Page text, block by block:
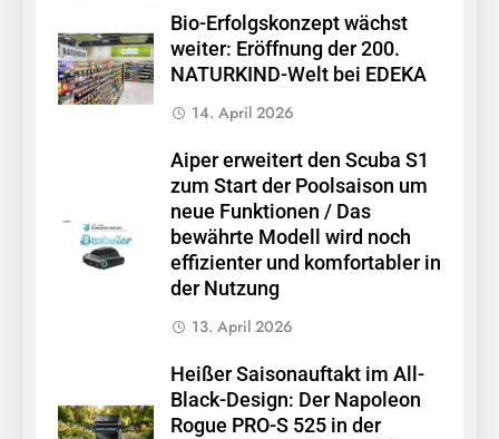
Bio-Erfolgskonzept wächst
weiter: Eröffnung der 200.
NATURKIND-Welt bei EDEKA
14. April 2026
Aiper erweitert den Scuba S1
zum Start der Poolsaison um
neue Funktionen / Das
bewährte Modell wird noch
effizienter und komfortabler in
der Nutzung
13. April 2026
Heißer Saisonauftakt im All-
Black-Design: Der Napoleon
Rogue PRO-S 525 in der